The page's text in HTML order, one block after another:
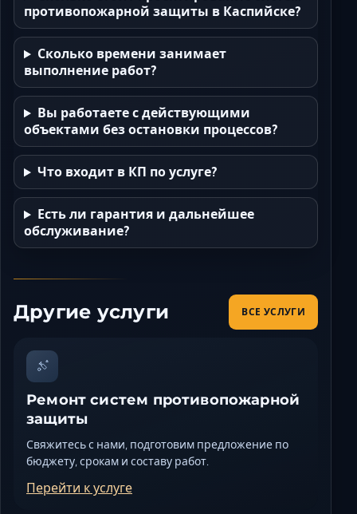
противопожарной защиты в Каспийске?
Сколько времени занимает
выполнение работ?
Вы работаете с действующими
объектами без остановки процессов?
Что входит в КП по услуге?
Есть ли гарантия и дальнейшее
обслуживание?
Другие услуги ВСЕ УСЛУГИ
Ремонт систем противопожарной
защиты
Свяжитесь с нами, подготовим предложение по
бюджету, срокам и составу работ.
Перейти к услуге